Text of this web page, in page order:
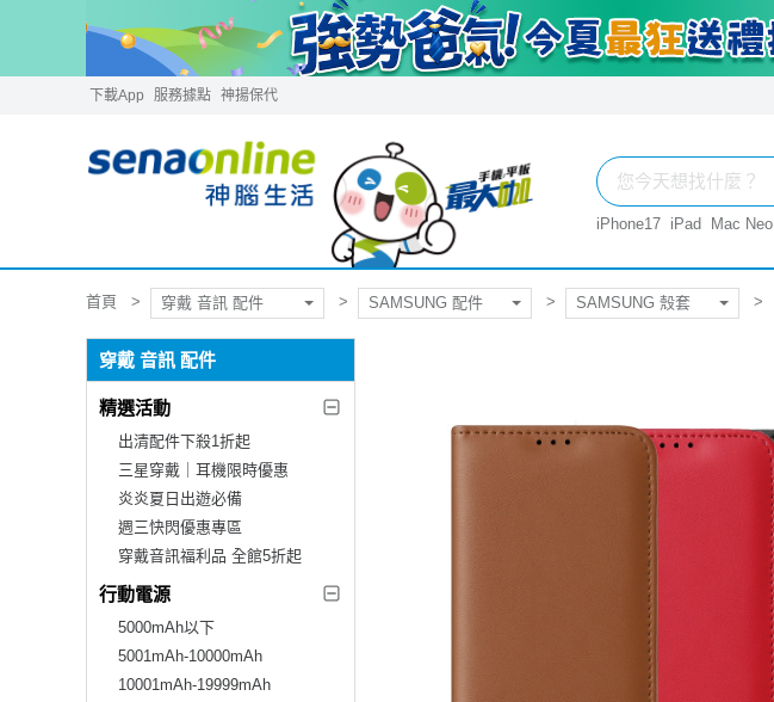
下載App 服務據點 神揚保代
iPhone17 iPad Mac Neo
首頁 穿戴 音訊 配件 SAMSUNG 配件 SAMSUNG 殼套
穿戴 音訊 配件
精選活動
出清配件下殺1折起
三星穿戴｜耳機限時優惠
炎炎夏日出遊必備
週三快閃優惠專區
穿戴音訊福利品 全館5折起
行動電源
5000mAh以下
5001mAh-10000mAh
10001mAh-19999mAh